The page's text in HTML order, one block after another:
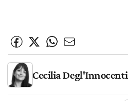
Cecilia Degl'Innocenti